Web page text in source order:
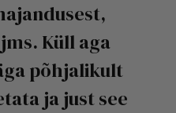
Küll aga
põhjalikult
ja just see